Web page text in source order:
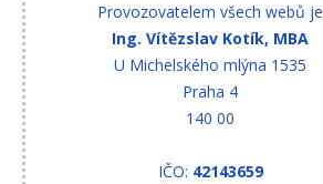
Provozovatelem všech webů je
Ing. Vítězslav Kotík, MBA
U Michelského mlýna 1535
Praha 4
140 00
IČO: 42143659